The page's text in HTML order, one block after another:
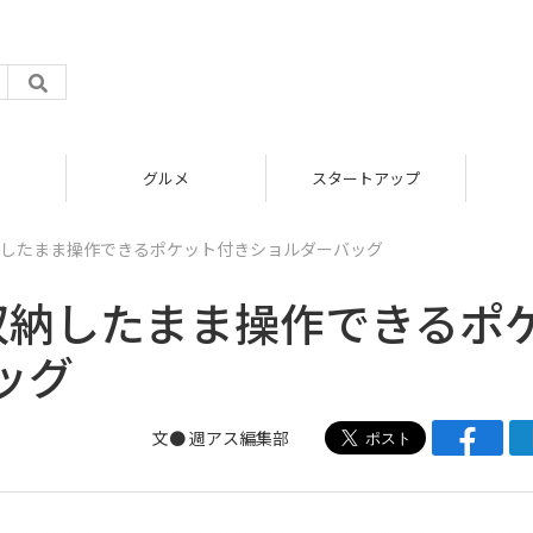
グルメ スタートアップ
たまま操作できるポケット付きショルダーバッグ
したまま操作できるポ
グ
文●週アス編集部